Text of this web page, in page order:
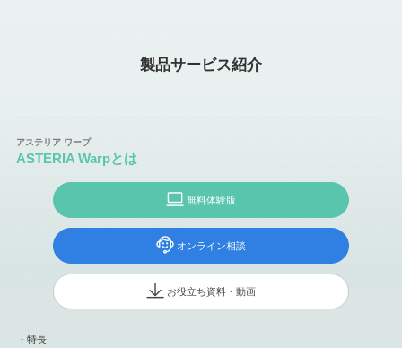
製品サービス紹介
ASTERIA Warpとは
無料体験版
オンライン相談
お役立ち資料・動画
特長